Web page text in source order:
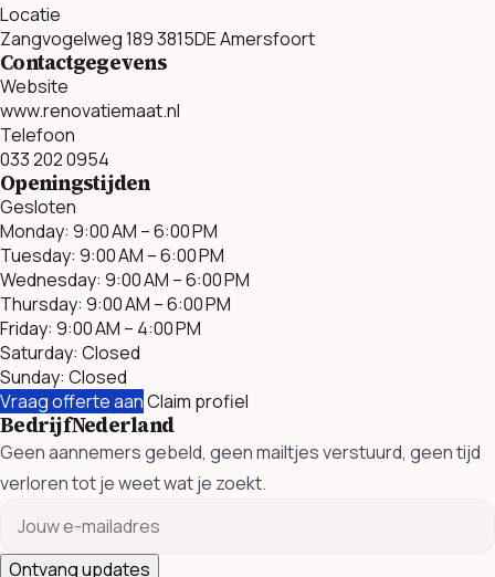
Locatie
Zangvogelweg 189 3815DE Amersfoort
Contactgegevens
Website
www.renovatiemaat.nl
Telefoon
033 202 0954
Openingstijden
Gesloten
Monday: 9:00 AM – 6:00 PM
Tuesday: 9:00 AM – 6:00 PM
Wednesday: 9:00 AM – 6:00 PM
Thursday: 9:00 AM – 6:00 PM
Friday: 9:00 AM – 4:00 PM
Saturday: Closed
Sunday: Closed
Vraag offerte aanClaim profiel
BedrijfNederland
Geen aannemers gebeld, geen mailtjes verstuurd, geen tijd
verloren tot je weet wat je zoekt.
Ontvang updates